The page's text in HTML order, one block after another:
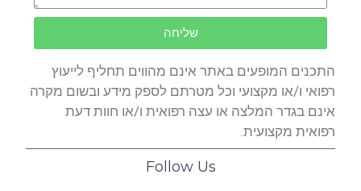
שליחה
התכנים המופעים באתר אינם מהווים תחליף לייעוץ
רפואי ו/או מקצועי וכל מטרתם לספק מידע ובשום מקרה
אינם בגדר המלצה או עצה רפואית ו/או חוות דעת
רפואית מקצועית.
Follow Us